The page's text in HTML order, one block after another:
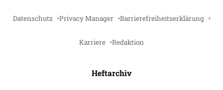
Datenschutz Privacy Manager Barrierefreiheitserklärung
Karriere Redaktion
Heftarchiv